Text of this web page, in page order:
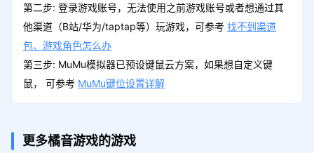
第二步: 登录游戏账号，无法使用之前游戏账号或者想通过其
他渠道（B站/华为/taptap等）玩游戏，可参考 找不到渠道
包、游戏角色怎么办
第三步: MuMu模拟器已预设键鼠云方案，如果想自定义键
鼠， 可参考 MuMu键位设置详解
更多橘音游戏的游戏